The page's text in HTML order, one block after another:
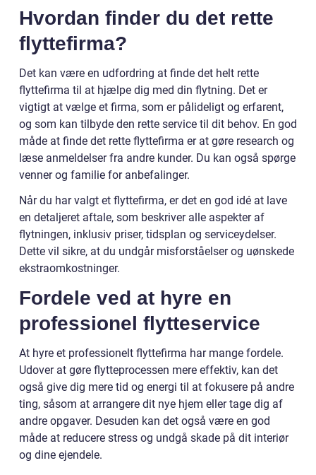
Hvordan finder du det rette
flyttefirma?
Det kan være en udfordring at finde det helt rette
flyttefirma til at hjælpe dig med din flytning. Det er
vigtigt at vælge et firma, som er pålideligt og erfarent,
og som kan tilbyde den rette service til dit behov. En god
måde at finde det rette flyttefirma er at gøre research og
læse anmeldelser fra andre kunder. Du kan også spørge
venner og familie for anbefalinger.
Når du har valgt et flyttefirma, er det en god idé at lave
en detaljeret aftale, som beskriver alle aspekter af
flytningen, inklusiv priser, tidsplan og serviceydelser.
Dette vil sikre, at du undgår misforståelser og uønskede
ekstraomkostninger.
Fordele ved at hyre en
professionel flytteservice
At hyre et professionelt flyttefirma har mange fordele.
Udover at gøre flytteprocessen mere effektiv, kan det
også give dig mere tid og energi til at fokusere på andre
ting, såsom at arrangere dit nye hjem eller tage dig af
andre opgaver. Desuden kan det også være en god
måde at reducere stress og undgå skade på dit interiør
og dine ejendele.